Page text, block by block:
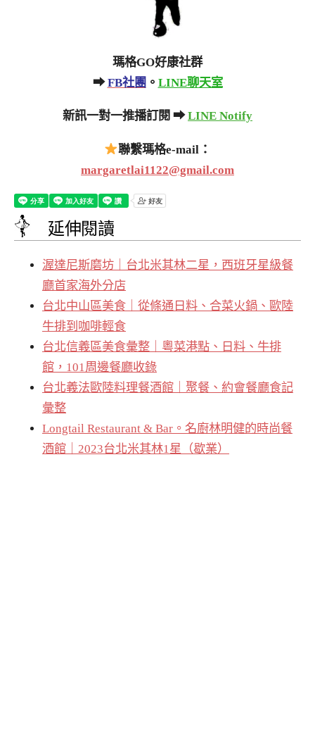
瑪格GO好康社群
➡FB社團 。 LINE聊天室
新訊一對一推播訂閱 ➡LINE Notify
聯繫瑪格e-mail：
margaretlai1122@gmail.com
延伸閱讀
渥達尼斯磨坊｜台北米其林二星，西班牙星級餐
廳首家海外分店
台北中山區美食｜從條通日料、合菜火鍋、歐陸
牛排到咖啡輕食
台北信義區美食彙整｜粵菜港點、日料、牛排
館，101周邊餐廳收錄
台北義法歐陸料理餐酒館｜聚餐、約會餐廳食記
彙整
Longtail Restaurant & Bar。名廚林明健的時尚餐
酒館｜2023台北米其林1星（歇業）